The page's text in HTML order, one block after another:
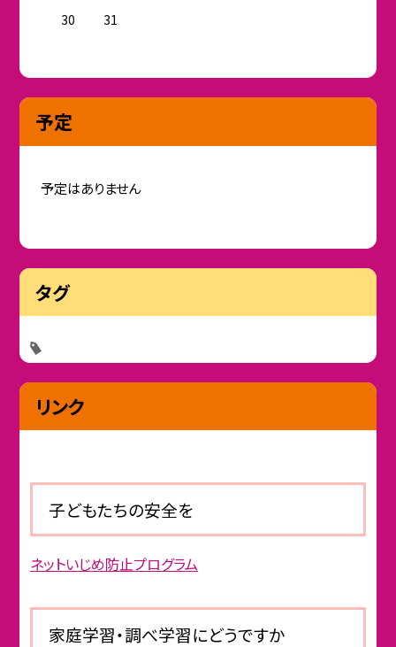
30
31
予定
予定はありません
タグ
リンク
子どもたちの安全を
ネットいじめ防止プログラム
家庭学習・調べ学習にどうですか